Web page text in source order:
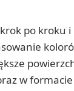
po kroku i
w